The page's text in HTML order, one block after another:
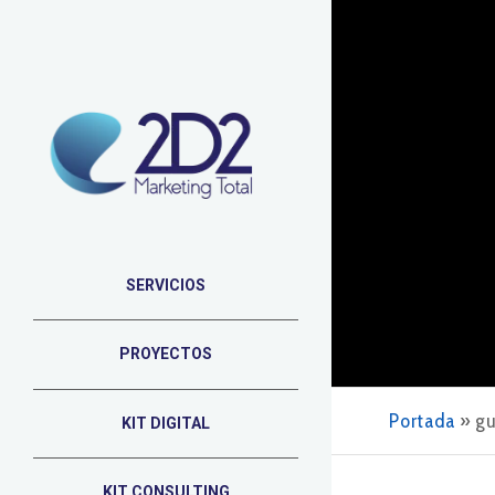
SERVICIOS
PROYECTOS
KIT DIGITAL Portada »